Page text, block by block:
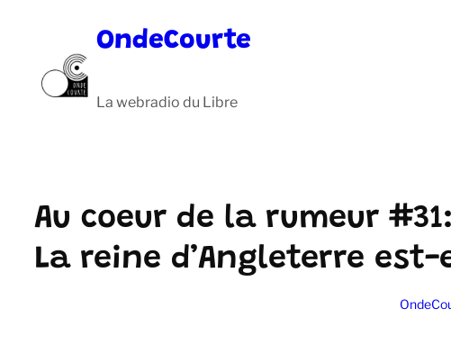
OndeCourte
La webradio du Libre
Au coeur de la rumeur #31:
La reine d’Angleterre